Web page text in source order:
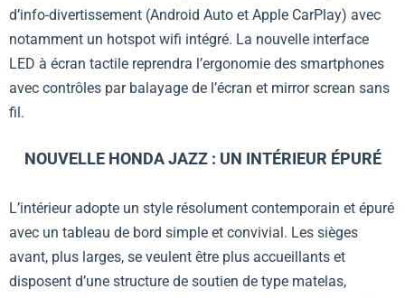
d’info-divertissement (Android Auto et Apple CarPlay) avec
notamment un hotspot wifi intégré. La nouvelle interface
LED à écran tactile reprendra l’ergonomie des smartphones
avec contrôles par balayage de l’écran et mirror screan sans
fil.
NOUVELLE HONDA JAZZ : UN INTÉRIEUR ÉPURÉ
L’intérieur adopte un style résolument contemporain et épuré
avec un tableau de bord simple et convivial. Les sièges
avant, plus larges, se veulent être plus accueillants et
disposent d’une structure de soutien de type matelas,